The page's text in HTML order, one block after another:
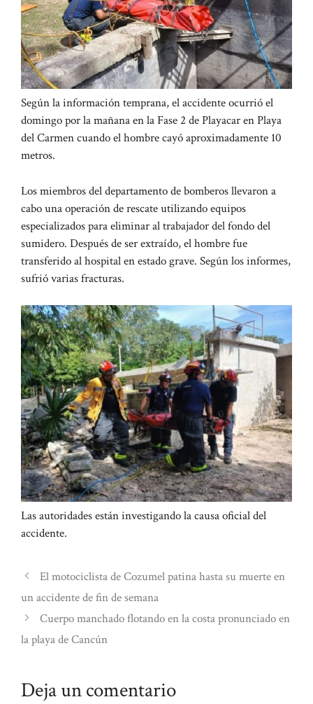
Según la información temprana, el accidente ocurrió el
domingo por la mañana en la Fase 2 de Playacar en Playa
del Carmen cuando el hombre cayó aproximadamente 10
metros.
Los miembros del departamento de bomberos llevaron a
cabo una operación de rescate utilizando equipos
especializados para eliminar al trabajador del fondo del
sumidero. Después de ser extraído, el hombre fue
transferido al hospital en estado grave. Según los informes,
sufrió varias fracturas.
Las autoridades están investigando la causa oficial del
accidente.
El motociclista de Cozumel patina hasta su muerte en
un accidente de fin de semana
Cuerpo manchado flotando en la costa pronunciado en
la playa de Cancún
Deja un comentario